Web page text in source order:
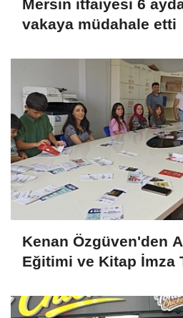
Mersin itfaiyesi 6
vakaya müdahale etti
Kenan Özgüven'den
Eğitimi ve Kitap İmza